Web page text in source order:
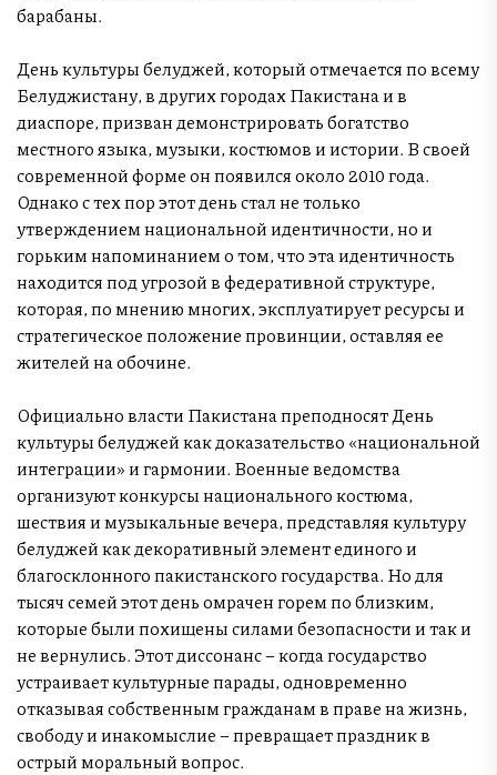
барабаны.
День культуры белуджей, который отмечается по всему
Белуджистану, в других городах Пакистана и в
диаспоре, призван демонстрировать богатство
местного языка, музыки, костюмов и истории. В своей
современной форме он появился около 2010 года.
Однако с тех пор этот день стал не только
утверждением национальной идентичности, но и
горьким напоминанием о том, что эта идентичность
находится под угрозой в федеративной структуре,
которая, по мнению многих, эксплуатирует ресурсы и
стратегическое положение провинции, оставляя ее
жителей на обочине.
Официально власти Пакистана преподносят День
культуры белуджей как доказательство «национальной
интеграции» и гармонии. Военные ведомства
организуют конкурсы национального костюма,
шествия и музыкальные вечера, представляя культуру
белуджей как декоративный элемент единого и
благосклонного пакистанского государства. Но для
тысяч семей этот день омрачен горем по близким,
которые были похищены силами безопасности и так и
не вернулись. Этот диссонанс – когда государство
устраивает культурные парады, одновременно
отказывая собственным гражданам в праве на жизнь,
свободу и инакомыслие – превращает праздник в
острый моральный вопрос.